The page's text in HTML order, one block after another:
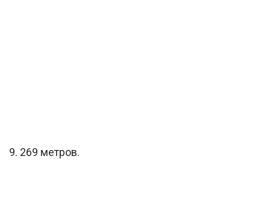
9. 269 метров.